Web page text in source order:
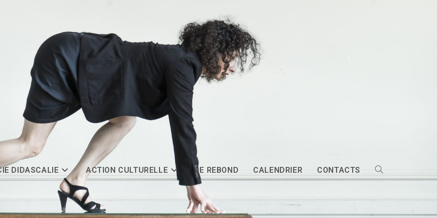
DIDASCALIE ACTION CULTURELLE LE REBOND CALENDRIER CONTACTS Toggle